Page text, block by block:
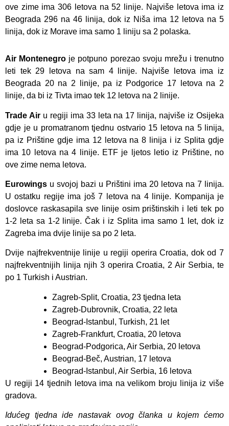
ove zime ima 306 letova na 52 linije. Najviše letova ima iz
Beograda 296 na 46 linija, dok iz Niša ima 12 letova na 5
linija, dok iz Morave ima samo 1 liniju sa 2 polaska.
Air Montenegro je potpuno porezao svoju mrežu i trenutno
leti tek 29 letova na sam 4 linije. Najviše letova ima iz
Beograda 20 na 2 linije, pa iz Podgorice 17 letova na 2
linije, da bi iz Tivta imao tek 12 letova na 2 linije.
Trade Airu regiji ima 33 leta na 17 linija, najviše iz Osijeka
gdje je u promatranom tjednu ostvario 15 letova na 5 linija,
pa iz Prištine gdje ima 12 letova na 8 linija i iz Splita gdje
ima 10 letova na 4 linije. ETF je ljetos letio iz Prištine, no
ove zime nema letova.
Eurowings u svojoj bazi u Prištini ima 20 letova na 7 linija.
U ostatku regije ima još 7 letova na 4 linije. Kompanija je
doslovce raskasapila sve linije osim prištinskih i leti tek po
1-2 leta sa 1-2 linije. Čak i iz Splita ima samo 1 let, dok iz
Zagreba ima dvije linije sa po 2 leta.
Dvije najfrekventnije linije u regiji operira Croatia, dok od 7
najfrekventnijih linija njih 3 operira Croatia, 2 Air Serbia, te
po 1 Turkish i Austrian.
Zagreb-Split, Croatia, 23 tjedna leta
Zagreb-Dubrovnik, Croatia, 22 leta
Beograd-Istanbul, Turkish, 21 let
Zagreb-Frankfurt, Croatia, 20 letova
Beograd-Podgorica, Air Serbia, 20 letova
Beograd-Beč, Austrian, 17 letova
Beograd-Istanbul, Air Serbia, 16 letova
U regiji 14 tjednih letova ima na velikom broju linija iz više
gradova.
Idućeg tjedna ide nastavak ovog članka u kojem ćemo